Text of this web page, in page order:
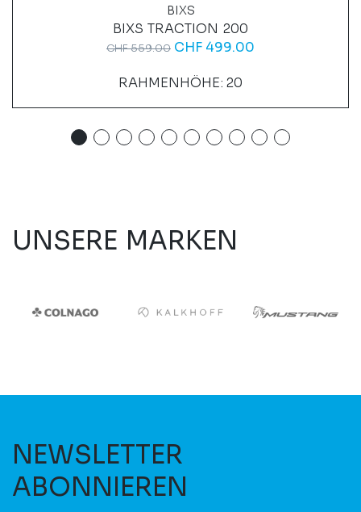
BIXS
BIXS TRACTION 200
CHF559.00 CHF 499.00
RAHMENHÖHE: 20
UNSERE MARKEN
NEWSLETTER
ABONNIEREN